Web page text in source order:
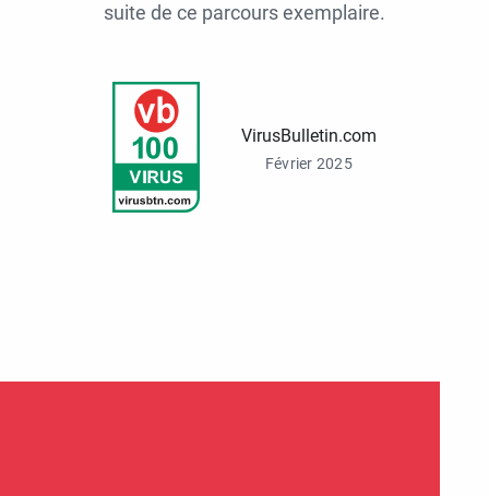
suite de ce parcours exemplaire.
VirusBulletin.com
Février 2025